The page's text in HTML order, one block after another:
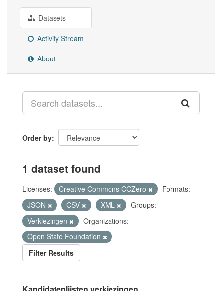
Datasets
Activity Stream
About
Order by
1 dataset found
Licenses: Creative Commons CCZero
Formats:
JSON
CSV XML
Groups:
Verkiezingen
Organizations:
Open State Foundation
Filter Results